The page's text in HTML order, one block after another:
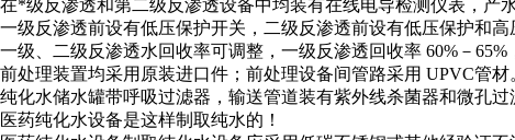
在*级反渗透和第二级反渗透设备中均装有在线电导检测仪表，产
一级反渗透前设有低压保护开关，二级反渗透前设有低压保护和高
一级、二级反渗透水回收率可调整，一级反渗透回收率 60%－65%
前处理装置均采用原装进口件；前处理设备间管路采用 UPVC管材
纯化水储水罐带呼吸过滤器，输送管道装有紫外线杀菌器和微孔过
医药纯化水设备是这样制取纯水的！